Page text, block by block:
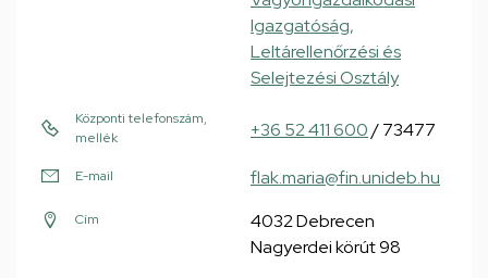
Igazgatóság,
Leltárellenőrzési és
Selejtezési Osztály
Központi telefonszám,
mellék
+36 52 411 600/ 73477
E-mail flak.maria@fin.unideb.hu
Cím
4032 Debrecen
Nagyerdei körút 98